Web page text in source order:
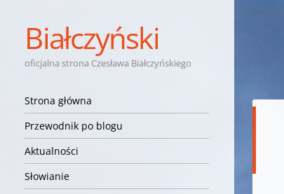
Białczyński
oficjalna strona Czesława Białczyńskiego
Nawigacja
Przejdź do treści
Strona główna
Przewodnik po blogu
Aktualności
Słowianie